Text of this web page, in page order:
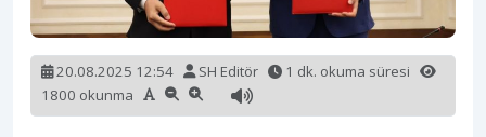
20.08.2025 12:54 SH Editör
1 dk. okuma süresi
1800 okunma